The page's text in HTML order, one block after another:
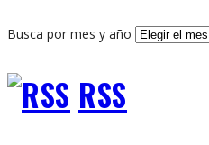
Busca por mes y año
RSS